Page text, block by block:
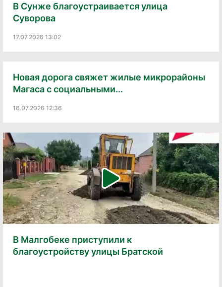
В Сунже благоустраивается улица
Суворова
17.07.2026 13:02
Новая дорога свяжет жилые микрорайоны
Магаса с социальными...
16.07.2026 12:36
В Малгобеке приступили к
благоустройству улицы Братской